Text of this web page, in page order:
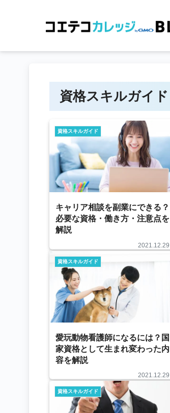
資格スキルガイド
資格スキルガイド
キャリア相談を副業にできる？
必要な資格・働き方・注意点を
解説
2021.12.29
資格スキルガイド
愛玩動物看護師になるには？国
家資格として生まれ変わった内
容を解説
2021.12.29
資格スキルガイド